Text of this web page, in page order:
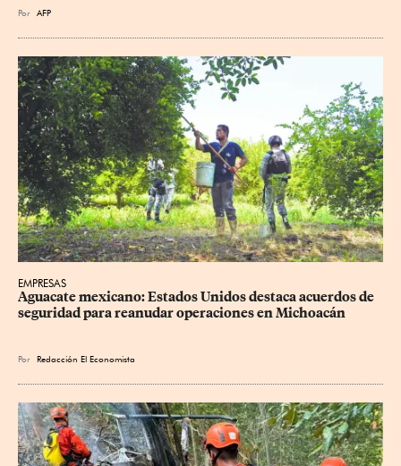
Por AFP
EMPRESAS
Aguacate mexicano: Estados Unidos destaca acuerdos de
seguridad para reanudar operaciones en Michoacán
Por Redacción El Economista